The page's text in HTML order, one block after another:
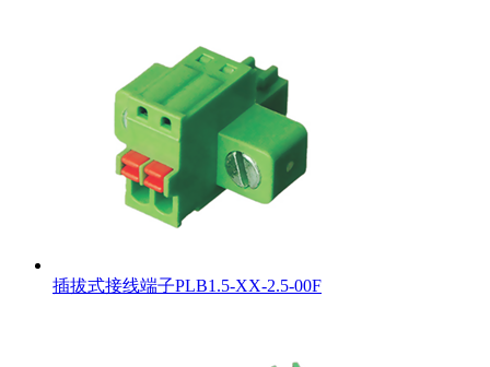
插拔式接线端子PLB1.5-XX-2.5-00F